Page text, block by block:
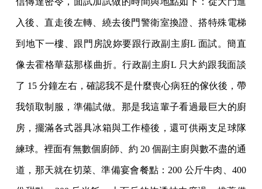
入後、直走後左轉、繞去後門警衛室換證、搭特殊電梯
到地下一樓、跟門房說妳要跟行政副主廚L 面試。簡直
像去霍格華茲那樣曲折。行政副主廚L 只大約跟我面談
了 15 分鐘左右，確認我不是什麼喪心病狂的傢伙後，帶
我領取制服，準備試做。那是我這輩子看過最巨大的廚
房，擺滿各式器具冰箱與工作檯後，還可供兩支足球隊
練球。裡面有無數個廚師、約 20 個副主廚與數不盡的通
道，那天就在切菜、準備宴會餐點：200 公斤牛肉、400